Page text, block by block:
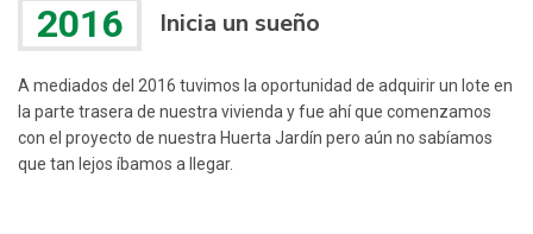
2016 Inicia un sueño
A mediados del 2016 tuvimos la oportunidad de adquirir un lote en
la parte trasera de nuestra vivienda y fue ahí que comenzamos
con el proyecto de nuestra Huerta Jardín pero aún no sabíamos
que tan lejos íbamos a llegar.